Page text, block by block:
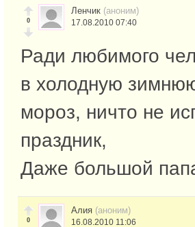
0
Ленчик (аноним)
17.08.2010 07:40
Ради любимого
в холодную
мороз, ничто не
праздник,
Даже большой
0
Алия (аноним)
16.08.2010 11:06